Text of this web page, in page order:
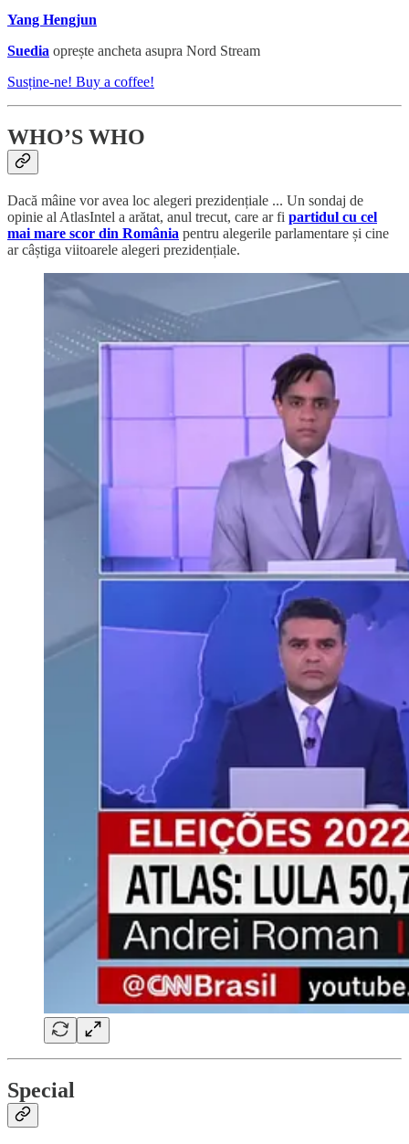
Yang Hengjun
Suedia oprește ancheta asupra Nord Stream
Susține-ne! Buy a coffee!
WHO’S WHO
Dacă mâine vor avea loc alegeri prezidențiale ... Un sondaj de
opinie al AtlasIntel a arătat, anul trecut, care ar fi partidul cu cel
mai mare scor din România pentru alegerile parlamentare și cine
ar câștiga viitoarele alegeri prezidențiale.
Special